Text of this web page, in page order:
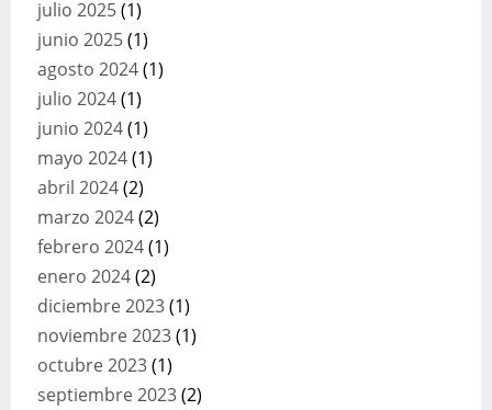
julio 2025(1)
junio 2025(1)
agosto 2024(1)
julio 2024(1)
junio 2024(1)
mayo 2024(1)
abril 2024(2)
marzo 2024(2)
febrero 2024(1)
enero 2024(2)
diciembre 2023(1)
noviembre 2023(1)
octubre 2023(1)
septiembre 2023(2)